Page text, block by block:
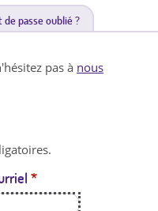
de passe oublié ?
pas à nous
*